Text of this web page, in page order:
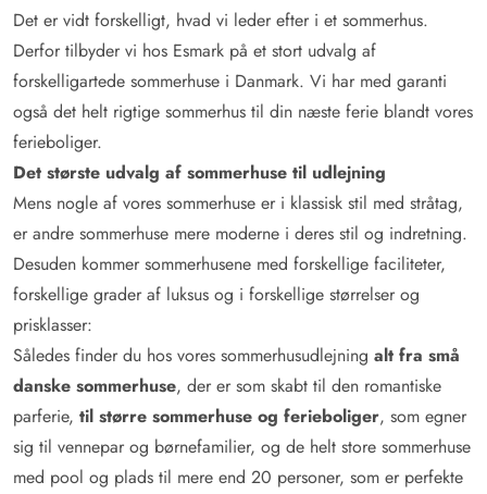
Det er vidt forskelligt, hvad vi leder efter i et sommerhus.
Derfor tilbyder vi hos Esmark på et stort udvalg af
forskelligartede sommerhuse i Danmark. Vi har med garanti
også det helt rigtige sommerhus til din næste ferie blandt vores
ferieboliger.
Det største udvalg af sommerhuse til udlejning
Mens nogle af vores sommerhuse er i klassisk stil med stråtag,
er andre sommerhuse mere moderne i deres stil og indretning.
Desuden kommer sommerhusene med forskellige faciliteter,
forskellige grader af luksus og i forskellige størrelser og
prisklasser:
Således finder du hos vores sommerhusudlejning alt fra små
danske sommerhuse, der er som skabt til den romantiske
parferie, til større sommerhuse og ferieboliger, som egner
sig til vennepar og børnefamilier, og de helt store sommerhuse
med pool og plads til mere end 20 personer, som er perfekte